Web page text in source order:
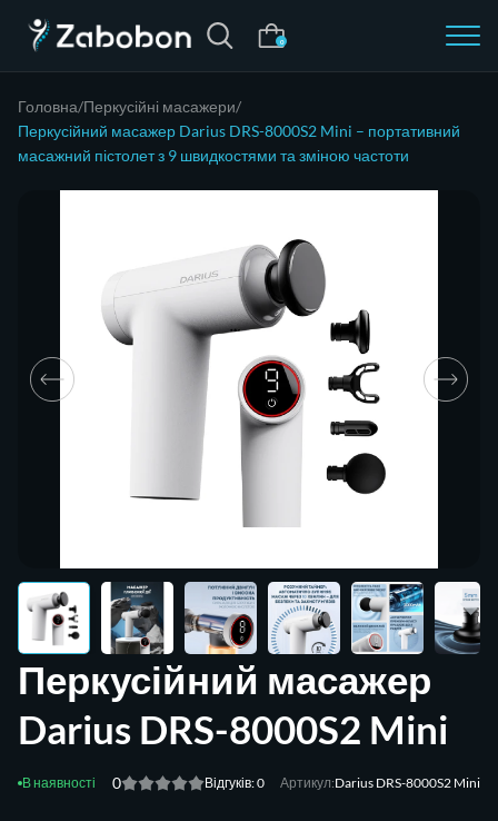
0
Головна Перкусійні масажери
Перкусійний масажер Darius DRS-8000S2 Mini – портативний
масажний пістолет з 9 швидкостями та зміною частоти
Перкусійний масажер
Darius DRS-8000S2 Mini
0 Відгуків: 0 Артикул:Darius DRS-8000S2 Mini